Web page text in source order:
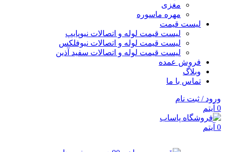
مغزی
مهره ماسوره
لیست قیمت
لیست قیمت لوله و اتصالات نیوپایپ
لیست قیمت لوله و اتصالات نیوفلکس
لیست قیمت لوله و اتصالات سفید آذین
فروش عمده
وبلاگ
تماس با ما
ورود / ثبت نام
0 آیتم
0 آیتم